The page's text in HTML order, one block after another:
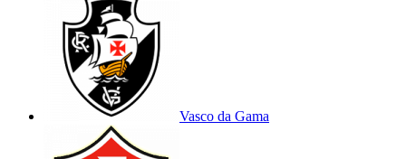
Vasco da Gama